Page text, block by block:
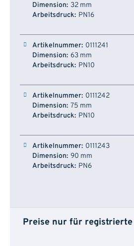
32 mm
PN16
0111241
63 mm
PN10
0111242
75 mm
PN10
0111243
90 mm
PN6
Preise nur für registrierte